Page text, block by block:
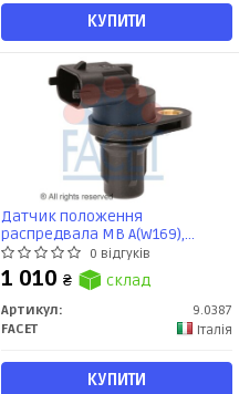
КУПИТИ
Датчик положення
распредвала MB A(W169),
B(W245),C(W203/W204) 1.5-6.2 02-
(9.0387) Facet
0 відгуків
1 010 ₴ склад
Артикул:
9.0387
FACET
Італія
КУПИТИ